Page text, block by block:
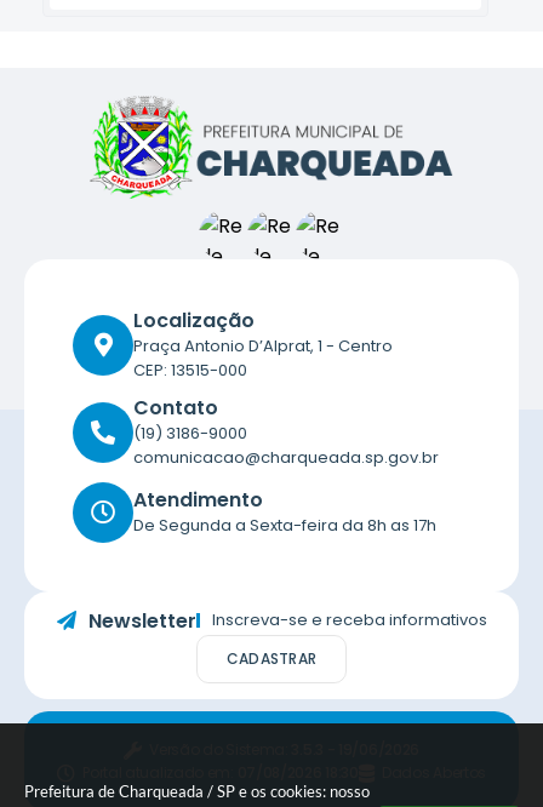
Prefeitura de Charqueada / SP e os cookies: nosso
Localização
Praça Antonio D’Alprat, 1 - Centro
CEP: 13515-000
Contato
(19) 3186-9000
comunicacao@charqueada.sp.gov.br
Atendimento
De Segunda a Sexta-feira da 8h as 17h
Newsletter Inscreva-se e receba informativos
CADASTRAR